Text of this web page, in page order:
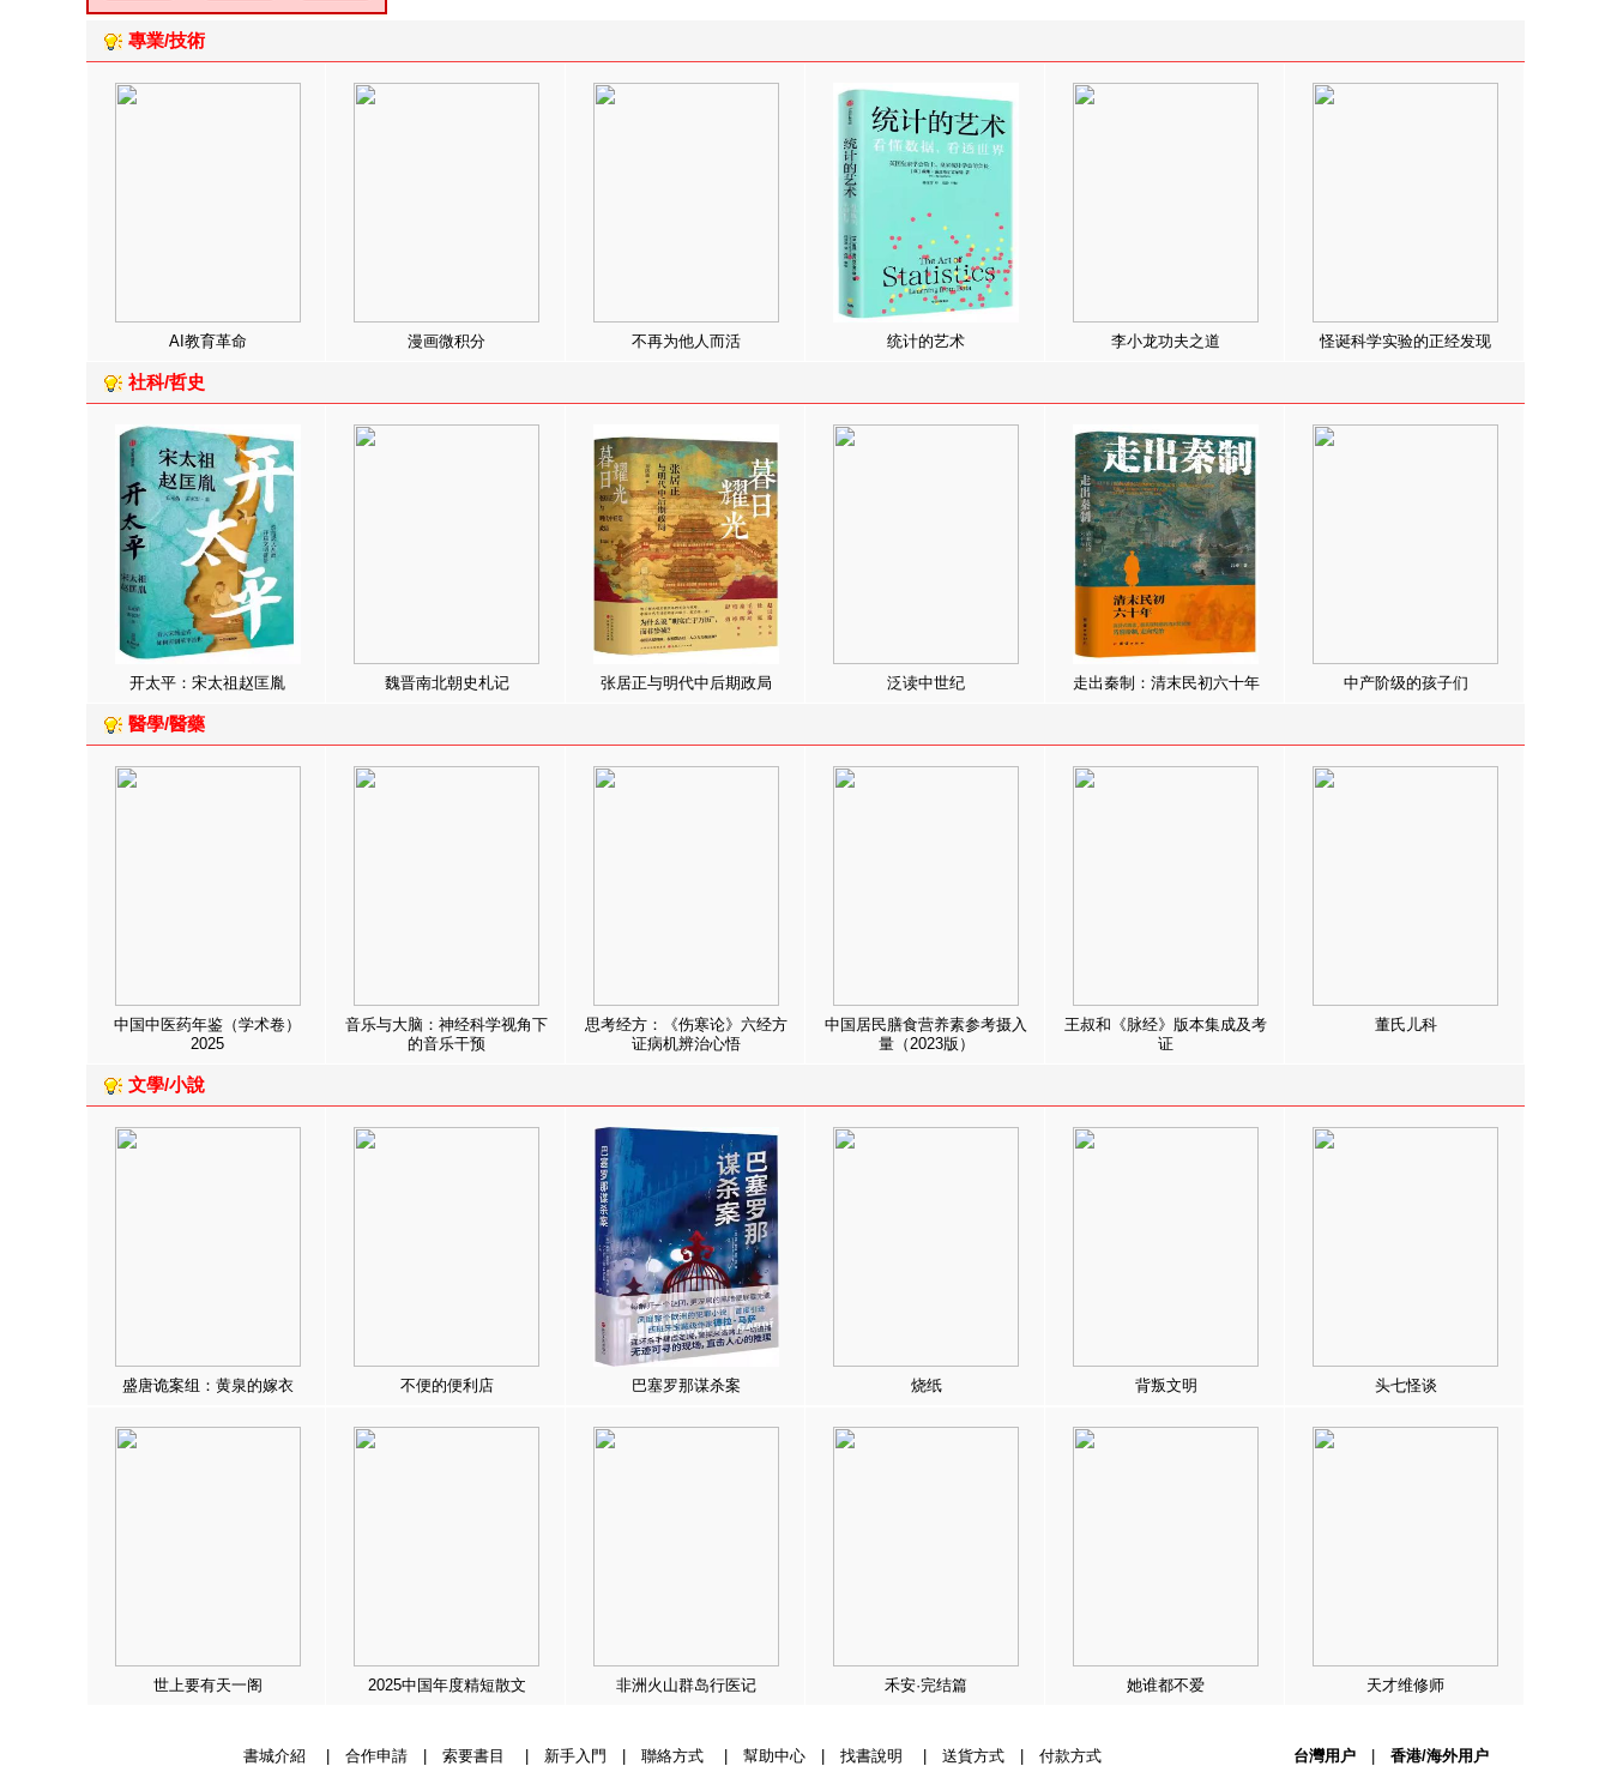
專業/技術
AI教育革命 漫画微积分 不再为他人而活 统计的艺术 李小龙功夫之道 怪诞科学实验的正经发现
社科/哲史
开太平：宋太祖赵匡胤 魏晋南北朝史札记 张居正与明代中后期政局 泛读中世纪 走出秦制：清末民初六十年 中产阶级的孩子们
醫學/醫藥
中国中医药年鉴（学术卷）
2025
音乐与大脑：神经科学视角下
的音乐干预
思考经方：《伤寒论》六经方
证病机辨治心悟
中国居民膳食营养素参考摄入
量（2023版）
王叔和《脉经》版本集成及考
证
董氏儿科
文學/小說
盛唐诡案组：黄泉的嫁衣 不便的便利店 巴塞罗那谋杀案 烧纸 背叛文明 头七怪谈
世上要有天一阁 2025中国年度精短散文 非洲火山群岛行医记 禾安·完结篇 她谁都不爱 天才维修师
書城介紹 合作申請| 索要書目 新手入門 聯絡方式| 幫助中心| 找書說明 送貨方式| 付款方式 台灣用户 香港/海外用户